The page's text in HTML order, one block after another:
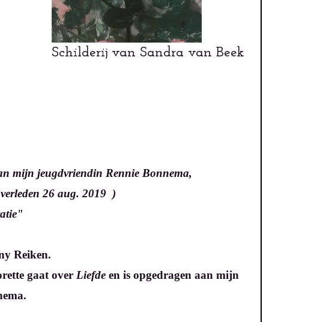
Schilderij van Sandra van Beek
mijn jeugdvriendin Rennie Bonnema,
1958, overleden 26 aug. 2019 )
Reiken.
gaat over Liefde en is opgedragen aan mijn